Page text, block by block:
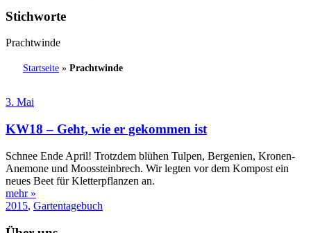
Stichworte
Prachtwinde
Startseite » Prachtwinde
3. Mai
KW18 – Geht, wie er gekommen ist
Schnee Ende April! Trotzdem blühen Tulpen, Bergenien, Kronen-
Anemone und Moossteinbrech. Wir legten vor dem Kompost ein
neues Beet für Kletterpflanzen an.
mehr »
2015, Gartentagebuch